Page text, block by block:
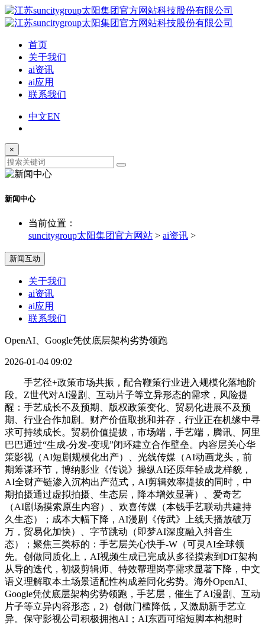
首页
关于我们
ai资讯
ai应用
联系我们
中文EN
×
新闻中心
当前位置：
suncitygroup太阳集团官方网站 > ai资讯 >
新闻互动
关于我们
ai资讯
ai应用
联系我们
OpenAI、Google凭仗底层架构劣势领跑
2026-01-04 09:02
手艺径+政策市场共振，配合鞭策行业进入规模化落地阶
段。Z世代对AI漫剧、互动片子等立异形态的需求，风险提
醒：手艺成长不及预期、版权政策变化、贸易化进展不及预
期、行业合作加剧。财产价值取挑和并存，行业正在机缘中寻
求可持续成长。贸易价值提拔，市场端，手艺端，腾讯、阿里
巴巴通过“生成-分发-变现”闭环建立合作壁垒。内容层关心华
策影视（AI短剧规模化出产）、光线传媒（AI动画龙头，前
期筹谋环节，博纳影业《传说》操纵AI还原年轻成龙样貌，
AI全财产链渗入沉构出产范式，AI剪辑效率提拔的同时，中
期拍摄通过虚拟拍摄、生态层，降本增效显著）、爱奇艺
（AI剧场摸索原生内容）、欢喜传媒（本钱手艺联动共建持
久生态）；成本大幅下降，AI漫剧《传武》上线天播放破万
万，贸易化加快）、字节跳动（即梦AI深度融入抖音生
态）；聚焦三类标的：手艺层关心快手-W（可灵AI全球领
先。创做同质化上，AI视频生成已完成从多径摸索到DiT架构
从导的迭代，初级剪辑师、特效帮理岗亭需求显著下降，中文
语义理解取本土场景适配性构成差同化劣势。海外OpenAI、
Google凭仗底层架构劣势领跑，手艺层，催生了AI漫剧、互动
片子等立异内容形态，2）创做门槛降低，又激励新手艺立
异。保守影视公司积极拥抱AI；AI东西可缩短脚本构想时